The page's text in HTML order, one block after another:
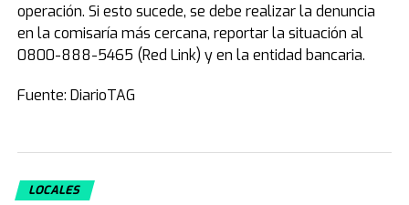
operación. Si esto sucede, se debe realizar la denuncia
en la comisaría más cercana, reportar la situación al
0800-888-5465 (Red Link) y en la entidad bancaria.
Fuente: DiarioTAG
LOCALES